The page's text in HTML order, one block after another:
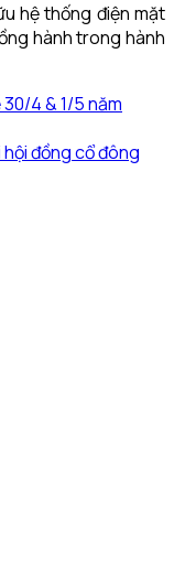
hệ thống điện mặt
hành trong hành
4 & 1/5 năm
đồng cổ đông